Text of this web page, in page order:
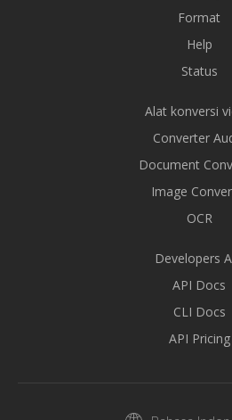
Format
Help
Status
Alat konversi
Converter
Document
Image
OCR
Developers
API Docs
CLI Docs
API Pricing